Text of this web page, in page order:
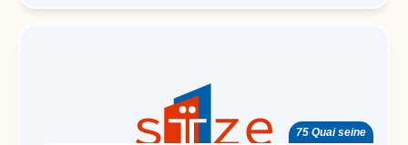
75 Quai seine